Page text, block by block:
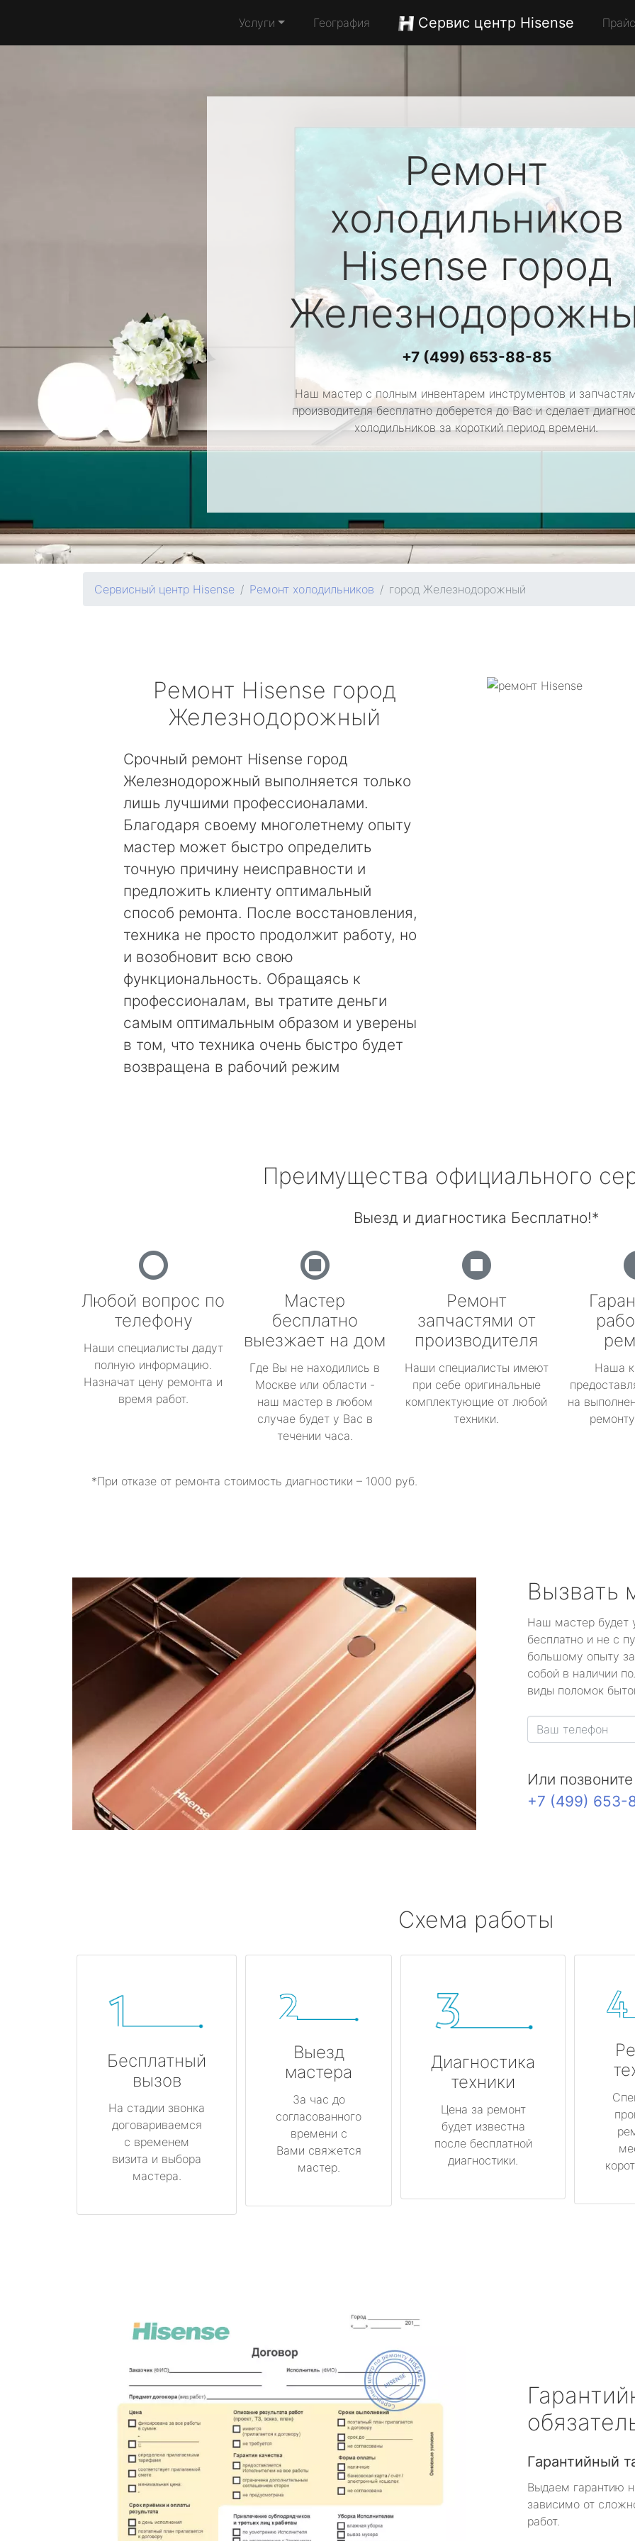
Услуги География Сервис центр Hisense Прайс
Ремонт
холодильников
Hisenseгород
+7 (499) 653-88-85
Наш мастер с полным инвентарем инструментов и
производителя бесплатно доберется до Вас и сделает
холодильников за короткий период времени.
Сервисный центр Hisense Ремонт холодильников город Железнодорожный
Ремонт Hisense город
Железнодорожный
Срочный ремонт Hisense город
Железнодорожный выполняется только
лишь лучшими профессионалами.
Благодаря своему многолетнему опыту
мастер может быстро определить
точную причину неисправности и
предложить клиенту оптимальный
способ ремонта. После восстановления,
техника не просто продолжит работу, но
и возобновит всю свою
функциональность. Обращаясь к
профессионалам, вы тратите деньги
самым оптимальным образом и уверены
в том, что техника очень быстро будет
возвращена в рабочий режим
Преимущества официального
Выезд и диагностика Бесплатно!*
Любой вопрос по
телефону
Наши специалисты дадут
полную информацию.
Назначат цену ремонта и
время работ.
Мастер
бесплатно
выезжает на дом
Где Вы не находились в
Москве или области -
наш мастер в любом
случае будет у Вас в
течении часа.
Ремонт
запчастями от
производителя
Наши специалисты имеют
при себе оригинальные
комплектующие от любой
техники.
Наша
на
*При отказе от ремонта стоимость диагностики – 1000 руб.
Вызвать
Наш мастер будет
бесплатно и не с
большому опыту
собой в наличии
виды поломок
Или
+7 (499) 653-
Схема работы
Бесплатный
вызов
На стадии звонка
договариваемся
с временем
визита и выбора
мастера.
Выезд
мастера
За час до
согласованного
времени с
Вами свяжется
мастер.
Диагностика
техники
Цена за ремонт
будет известна
после бесплатной
диагностики.
Гарантийный
Выдаем гарантию
зависимо от
работ.